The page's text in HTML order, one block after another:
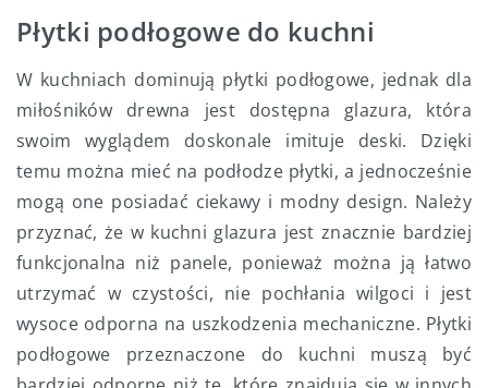
Płytki podłogowe do kuchni
W kuchniach dominują płytki podłogowe, jednak dla
miłośników drewna jest dostępna glazura, która
swoim wyglądem doskonale imituje deski. Dzięki
temu można mieć na podłodze płytki, a jednocześnie
mogą one posiadać ciekawy i modny design. Należy
przyznać, że w kuchni glazura jest znacznie bardziej
funkcjonalna niż panele, ponieważ można ją łatwo
utrzymać w czystości, nie pochłania wilgoci i jest
wysoce odporna na uszkodzenia mechaniczne. Płytki
podłogowe przeznaczone do kuchni muszą być